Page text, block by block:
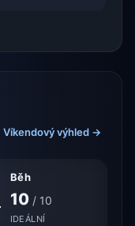
Víkendový výhled →
Běh
10/ 10
IDEÁLNÍ